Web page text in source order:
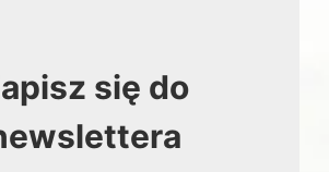
się do